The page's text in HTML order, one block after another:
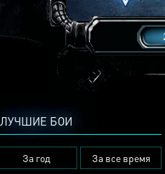
ЛУЧШИЕ БОИ
За год За все время